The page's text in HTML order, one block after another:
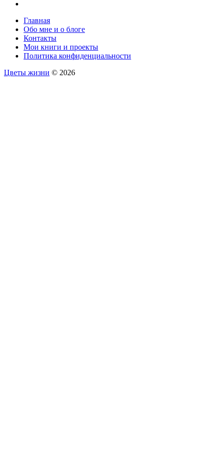
Главная
Обо мне и о блоге
Контакты
Мои книги и проекты
Политика конфиденциальности
Цветы жизни © 2026